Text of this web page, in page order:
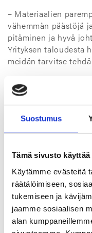
Suostumus
Tämä sivusto käyttää
Käytämme evästeitä
räätälöimiseen,
tukemiseen ja
jaamme sosiaalisen
alan
– Materiaalien
vähemmän päästöjä
pitäminen ja hyvä
Yrityksen taloudesta
meidän tarvitse
– Tartumme uusiin
tunnistamme
Tiedostamme
ja asiakkaidemme
kehitämme
Säännökset
olemme jo
EU:n
Osa